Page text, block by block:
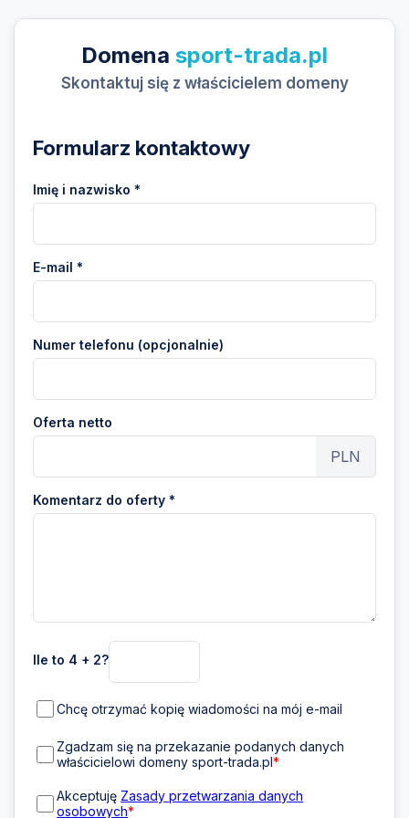
Domena sport-trada.pl
Skontaktuj się z właścicielem domeny
Formularz kontaktowy
Imię i nazwisko *
E-mail *
Numer telefonu (opcjonalnie)
Oferta netto
PLN
Komentarz do oferty *
Ile to 4 + 2?
Chcę otrzymać kopię wiadomości na mój e-mail
Zgadzam się na przekazanie podanych danych
właścicielowi domeny sport-trada.pl*
Akceptuję Zasady przetwarzania danych
osobowych*